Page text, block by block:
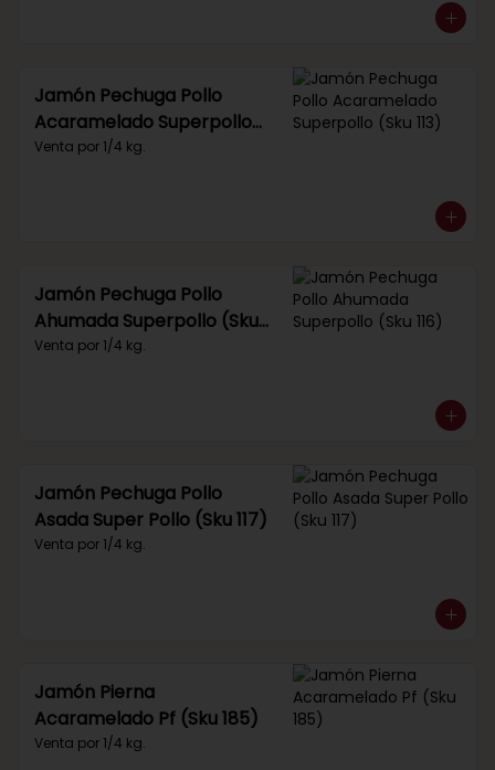
Jamón Pechuga Pollo
Acaramelado Superpollo
(Sku 113)
Venta por 1/4 kg.
Jamón Pechuga Pollo
Ahumada Superpollo (Sku
116)
Venta por 1/4 kg.
Jamón Pechuga Pollo
Asada Super Pollo (Sku 117)
Venta por 1/4 kg.
Jamón Pierna
Acaramelado Pf (Sku 185)
Venta por 1/4 kg.